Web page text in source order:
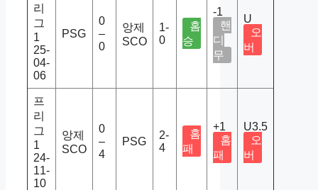
리
그
1
25-
04-
06
PSG
0
–
0
앙제
SCO
1-
0
홈
승
-1
핸
디
무
U
오
버
프
리
그
1
24-
11-
10
앙제
SCO
0
–
4
PSG
2-
4
홈
패
+1
홈
패
U3.5
오
버